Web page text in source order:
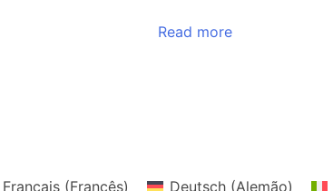
Read more
Français (Francês) Deutsch(Alemão)